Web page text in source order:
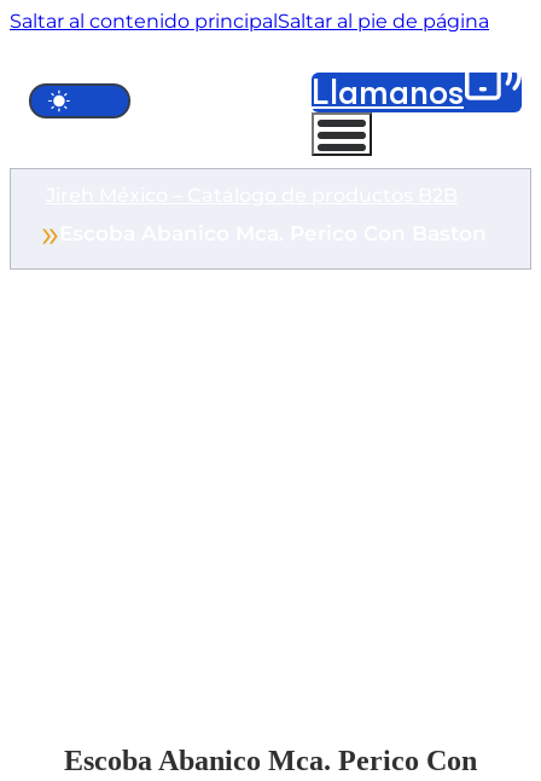
Saltar al contenido principalSaltar al pie de página
Llámanos
Escoba Abanico Mca. Perico Con